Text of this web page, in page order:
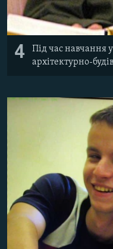
4
Під час навчання
архітектурно-